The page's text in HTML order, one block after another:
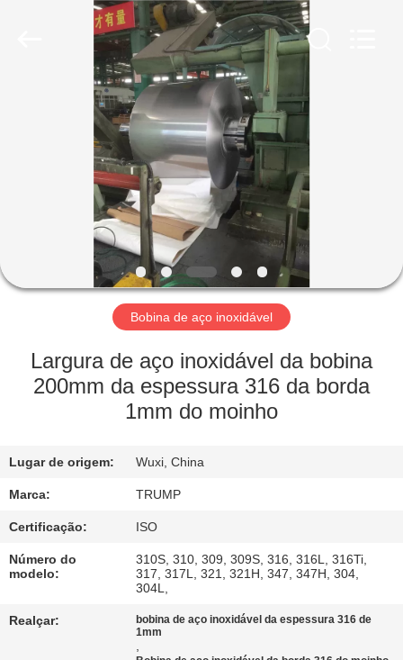
PRODUTOS
VÍDEOS
SOBRE
VISITA
CONTROLE
DE
QUALIDADE
CONTACTE-
Bobina de aço inoxidável
Largura de aço inoxidável da bobina
200mm da espessura 316 da borda
1mm do moinho
Lugar de origem: Wuxi, China
Marca: TRUMP
Certificação: ISO
Número do
modelo:
310S, 310, 309, 309S, 316, 316L, 316Ti,
317, 317L, 321, 321H, 347, 347H, 304,
304L,
Realçar:
bobina de aço inoxidável da espessura 316 de
1mm
,